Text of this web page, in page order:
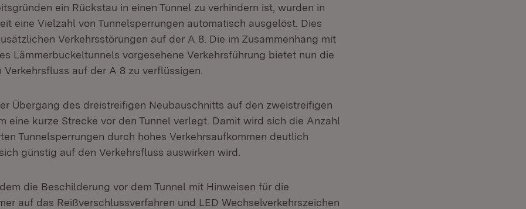
ein Rückstau in einen Tunnel zu verhindern ist, wurden in
eine Vielzahl von Tunnelsperrungen automatisch ausgelöst. Dies
Verkehrsstörungen auf der A 8. Die im Zusammenhang mit
Lämmerbuckeltunnels vorgesehene Verkehrsführung bietet nun die
auf der A 8 zu verflüssigen.
Übergang des dreistreifigen Neubauschnitts auf den zweistreifigen
eine kurze Strecke vor den Tunnel verlegt. Damit wird sich die Anzahl
Tunnelsperrungen durch hohes Verkehrsaufkommen deutlich
günstig auf den Verkehrsfluss auswirken wird.
die Beschilderung vor dem Tunnel mit Hinweisen für die
auf das Reißverschlussverfahren und LED Wechselverkehrszeichen